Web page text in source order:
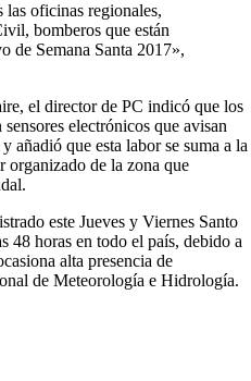
las oficinas regionales,
bomberos que están
de Semana Santa 2017»,
el director de PC indicó que los
electrónicos que avisan
añadió que esta labor se suma a la
de la zona que
este Jueves y Viernes Santo
48 horas en todo el país, debido a
alta presencia de
de Meteorología e Hidrología.